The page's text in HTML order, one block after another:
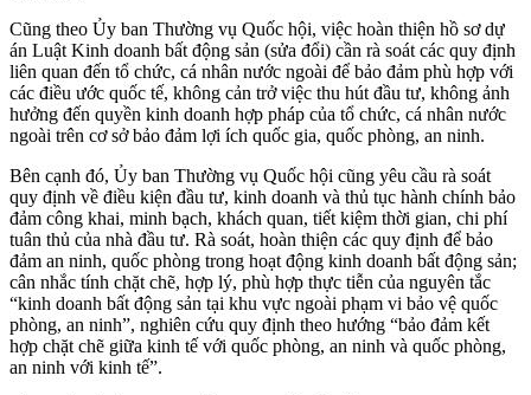
Cũng theo Ủy ban Thường vụ Quốc hội, việc hoàn thiện hồ sơ dự
án Luật Kinh doanh bất động sản (sửa đổi) cần rà soát các quy định
liên quan đến tổ chức, cá nhân nước ngoài để bảo đảm phù hợp với
các điều ước quốc tế, không cản trở việc thu hút đầu tư, không ảnh
hưởng đến quyền kinh doanh hợp pháp của tổ chức, cá nhân nước
ngoài trên cơ sở bảo đảm lợi ích quốc gia, quốc phòng, an ninh.
Bên cạnh đó, Ủy ban Thường vụ Quốc hội cũng yêu cầu rà soát
quy định về điều kiện đầu tư, kinh doanh và thủ tục hành chính bảo
đảm công khai, minh bạch, khách quan, tiết kiệm thời gian, chi phí
tuân thủ của nhà đầu tư. Rà soát, hoàn thiện các quy định để bảo
đảm an ninh, quốc phòng trong hoạt động kinh doanh bất động sản;
cân nhắc tính chặt chẽ, hợp lý, phù hợp thực tiễn của nguyên tắc
“kinh doanh bất động sản tại khu vực ngoài phạm vi bảo vệ quốc
phòng, an ninh”, nghiên cứu quy định theo hướng “bảo đảm kết
hợp chặt chẽ giữa kinh tế với quốc phòng, an ninh và quốc phòng,
an ninh với kinh tế”.